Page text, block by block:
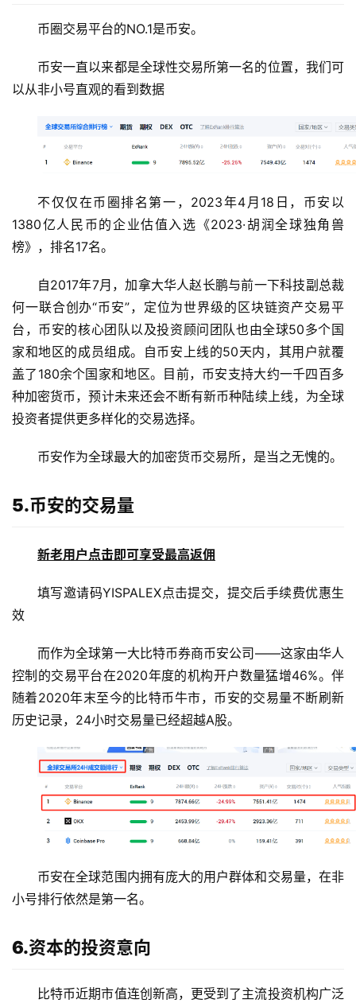
圈
新
行
情
分
币圈交易平台的NO.1是币安。
币安一直以来都是全球性交易所第一名的位置，我们可
以从非小号直观的看到数据
不仅仅在币圈排名第一，2023年4月18日，币安以
1380亿人民币的企业估值入选《2023·胡润全球独角兽
榜》，排名17名。
自2017年7月，加拿大华人赵长鹏与前一下科技副总裁
何一联合创办“币安”，定位为世界级的区块链资产交易平
台，币安的核心团队以及投资顾问团队也由全球50多个国
家和地区的成员组成。自币安上线的50天内，其用户就覆
盖了180余个国家和地区。目前，币安支持大约一千四百多
种加密货币，预计未来还会不断有新币种陆续上线，为全球
投资者提供更多样化的交易选择。
币安作为全球最大的加密货币交易所，是当之无愧的。
5.币安的交易量
新老用户点击即可享受最高返佣
填写邀请码YISPALEX点击提交，提交后手续费优惠生
效
而作为全球第一大比特币券商币安公司——这家由华人
控制的交易平台在2020年度的机构开户数量猛增46%。伴
随着2020年末至今的比特币牛市，币安的交易量不断刷新
历史记录，24小时交易量已经超越A股。
币安在全球范围内拥有庞大的用户群体和交易量，在非
小号排行依然是第一名。
6.资本的投资意向
比特币近期市值连创新高，更受到了主流投资机构广泛